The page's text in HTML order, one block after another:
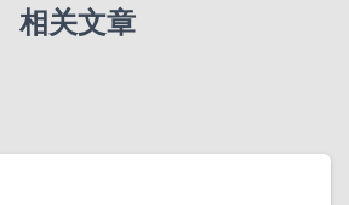
相关文章